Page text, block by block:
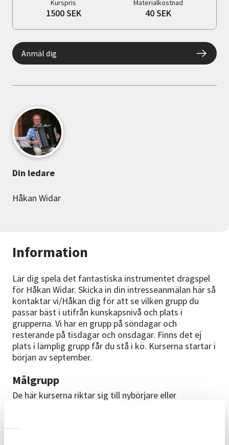
Information
Lär dig spela det fantastiska instrumentet dragspel
för Håkan Widar. Skicka in din intresseanmälan här så
kontaktar vi/Håkan dig för att se vilken grupp du
passar bäst i utifrån kunskapsnivå och plats i
grupperna. Vi har en grupp på söndagar och
resterande på tisdagar och onsdagar. Finns det ej
plats i lämplig grupp får du stå i kö. Kurserna startar i
början av september.
Målgrupp
De här kurserna riktar sig till nybörjare eller
Kurspris
1500 SEK
Materialkostnad
40 SEK
Anmäl dig
Din ledare
Håkan Widar